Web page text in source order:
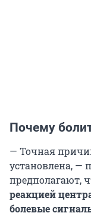
Почему
— Точная
установлена, —
предполагают,
реакцией
болевые